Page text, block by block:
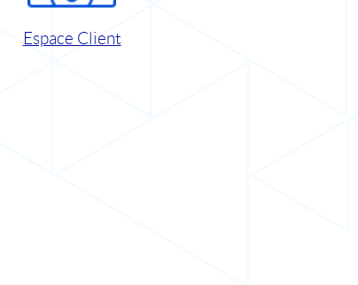
Espace Client